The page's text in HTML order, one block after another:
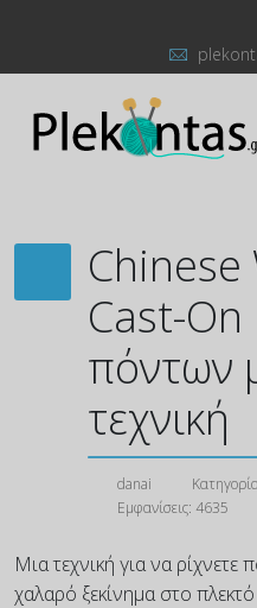
Cast-On
πόντων
τεχνική
danai
Εμφανίσεις: 4635
Μια τεχνική για να
χαλαρό ξεκίνημα στο